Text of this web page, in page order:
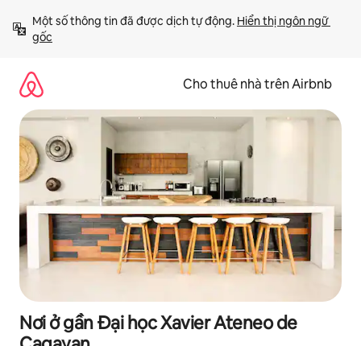
đến
Một số thông tin đã được dịch tự động. Hiển thị ngôn ngữ
gốc
Cho thuê nhà trên Airbnb
Nơi ở gần Đại học Xavier Ateneo de